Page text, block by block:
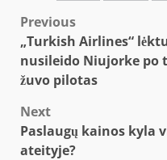
Post
navigation
Previous
„Turkish Airlines“
nusileido Niujorke po
žuvo pilotas
Next
Paslaugų kainos kyla
ateityje?